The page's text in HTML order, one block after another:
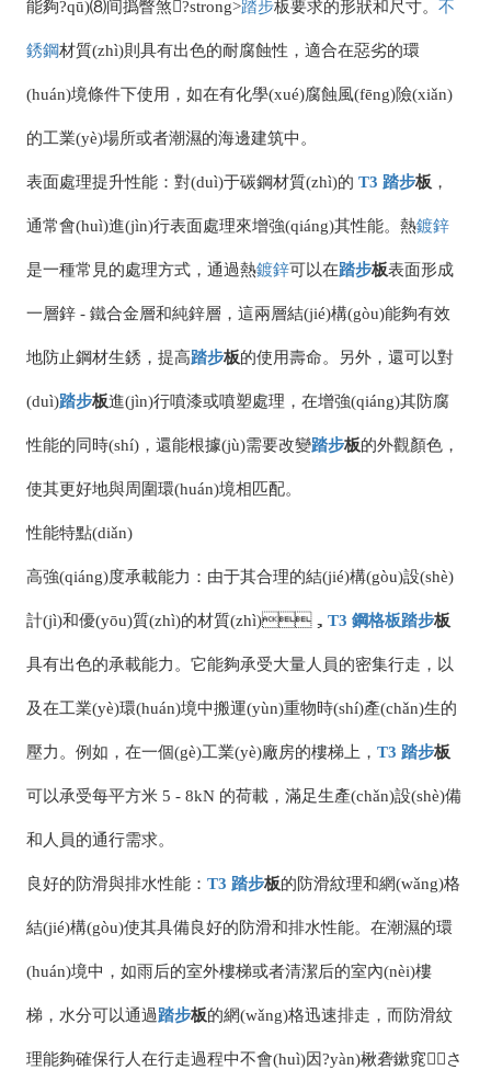
能夠?qū)⑻间撝瞥煞?strong>踏步板要求的形狀和尺寸。不
銹鋼材質(zhì)則具有出色的耐腐蝕性，適合在惡劣的環
(huán)境條件下使用，如在有化學(xué)腐蝕風(fēng)險(xiǎn)
的工業(yè)場所或者潮濕的海邊建筑中。
表面處理提升性能：對(duì)于碳鋼材質(zhì)的T3 踏步板 ，
通常會(huì)進(jìn)行表面處理來增強(qiáng)其性能。熱鍍鋅
是一種常見的處理方式，通過熱鍍鋅可以在踏步板表面形成
一層鋅 - 鐵合金層和純鋅層，這兩層結(jié)構(gòu)能夠有效
地防止鋼材生銹，提高踏步板的使用壽命。另外，還可以對
(duì)踏步板進(jìn)行噴漆或噴塑處理，在增強(qiáng)其防腐
性能的同時(shí)，還能根據(jù)需要改變踏步板的外觀顏色，
使其更好地與周圍環(huán)境相匹配。
性能特點(diǎn)
高強(qiáng)度承載能力：由于其合理的結(jié)構(gòu)設(shè)
計(jì)和優(yōu)質(zhì)的材質(zhì)，T3 鋼格板踏步板
具有出色的承載能力。它能夠承受大量人員的密集行走，以
及在工業(yè)環(huán)境中搬運(yùn)重物時(shí)產(chǎn)生的
壓力。例如，在一個(gè)工業(yè)廠房的樓梯上，T3 踏步板
可以承受每平方米 5 - 8kN 的荷載，滿足生產(chǎn)設(shè)備
和人員的通行需求。
良好的防滑與排水性能：T3 踏步板的防滑紋理和網(wǎng)格
結(jié)構(gòu)使其具備良好的防滑和排水性能。在潮濕的環
(huán)境中，如雨后的室外樓梯或者清潔后的室內(nèi)樓
梯，水分可以通過踏步板的網(wǎng)格迅速排走，而防滑紋
理能夠確保行人在行走過程中不會(huì)因?yàn)楸砻鏉窕さ